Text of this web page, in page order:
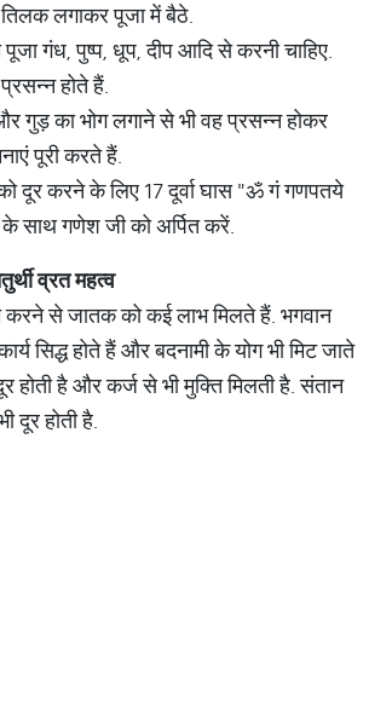
लगाकर पूजा में बैठे.
गंध, पुष्प, धूप, दीप आदि से करनी चाहिए.
होते हैं.
गुड़ का भोग लगाने से भी वह प्रसन्न होकर
पूरी करते हैं.
दूर करने के लिए 17 दूर्वा घास "ॐ गं गणपतये
साथ गणेश जी को अर्पित करें.
व्रतमहत्व
करने से जातक को कई लाभ मिलते हैं. भगवान
सिद्ध होते हैं और बदनामी के योग भी मिट जाते
होती है और कर्ज से भी मुक्ति मिलती है. संतान
दूर होती है.